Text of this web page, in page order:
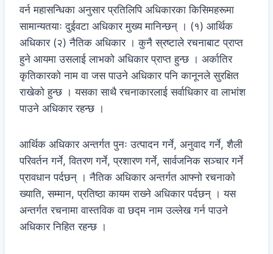
वर्न महासन्धिका अनुसार प्रतिलिपि अधिकारका किसिमहरूमा
सामान्यतयाः दुईवटा अधिकार मुख्य मानिन्छन् । (१) आर्थिक
अधिकार (२) नैतिक अधिकार । कुनै स्रष्टाले रचनाबाट प्राप्त
हुने आयमा उसलाई लाभको अधिकार प्राप्त हुन्छ । अर्कातिर
कृतिकारको नाम वा जस पाउने अधिकार पनि कानूनले सुरक्षित
राखेको हुन्छ । यसका साथै रचनाकारलाई सर्वाधिकार वा लाभांश
पाउने अधिकार रहन्छ ।
आर्थिक अधिकार अन्तर्गत पुनः उत्पादन गर्ने, अनुवाद गर्ने, शैली
परिवर्तन गर्ने, वितरण गर्ने, प्रशारण गर्ने, सार्वजनिक सञ्चार गर्ने
प्रावधान पर्दछन् । नैतिक अधिकार अन्तर्गत आफ्नो रचनाको
ख्याति, सम्मान, प्रतिष्ठा कायम राख्‍ने अधिकार पर्दछन् । यस
अन्तर्गत रचनामा वास्तविक वा छद्म नाम उल्लेख गर्न पाउने
अधिकार निहित रहन्छ ।